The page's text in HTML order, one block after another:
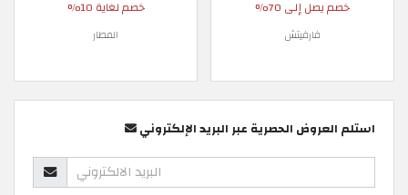
خصم يصل إلى 70%
فارفيتش
خصم لغاية 10%
المطار
استلم العروض الحصرية عبر البريد الإلكتروني